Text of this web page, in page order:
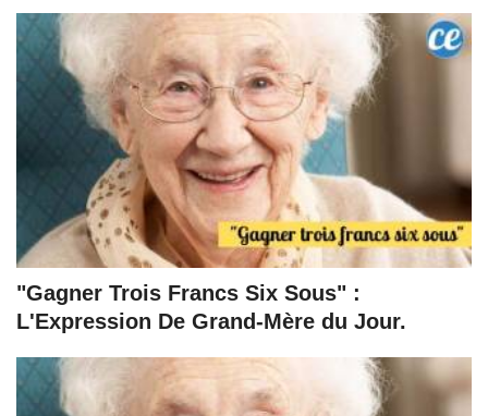
"Gagner Trois Francs Six Sous" :
L'Expression De Grand-Mère du Jour.